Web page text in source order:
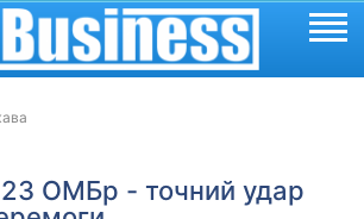
ОМБр - точний удар